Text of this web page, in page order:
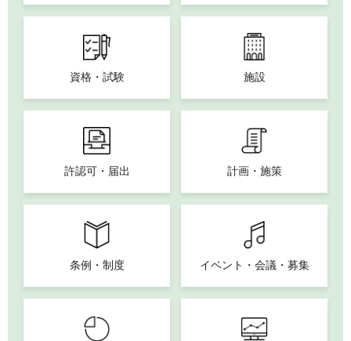
資格・試験 施設
許認可・届出 計画・施策
条例・制度 イベント・会議・募集